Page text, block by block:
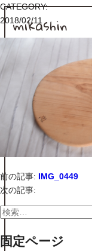
mikashin
CATEGORY:
2018/02/11
前の記事: IMG_0449
次の記事:
検
固定ページ